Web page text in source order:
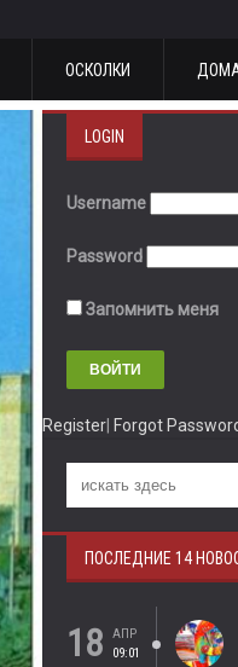
ОСКОЛКИ
LOGIN
Username
Password
Запомнить меня
Register Forgot
ПОСЛЕДНИЕ 14
18
АПР
09:01